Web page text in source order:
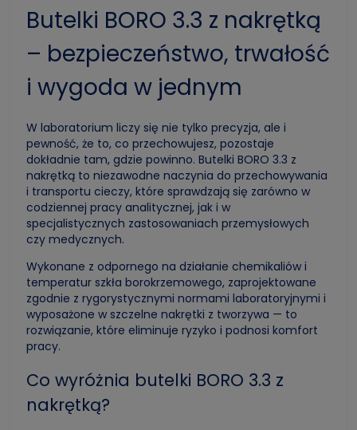
Butelki BORO 3.3 z nakrętką
– bezpieczeństwo, trwałość
i wygoda w jednym
W laboratorium liczy się nie tylko precyzja, ale i
pewność, że to, co przechowujesz, pozostaje
dokładnie tam, gdzie powinno. Butelki BORO 3.3 z
nakrętką to niezawodne naczynia do przechowywania
i transportu cieczy, które sprawdzają się zarówno w
codziennej pracy analitycznej, jak i w
specjalistycznych zastosowaniach przemysłowych
czy medycznych.
Wykonane z odpornego na działanie chemikaliów i
temperatur szkła borokrzemowego, zaprojektowane
zgodnie z rygorystycznymi normami laboratoryjnymi i
wyposażone w szczelne nakrętki z tworzywa — to
rozwiązanie, które eliminuje ryzyko i podnosi komfort
pracy.
Co wyróżnia butelki BORO 3.3 z
nakrętką?